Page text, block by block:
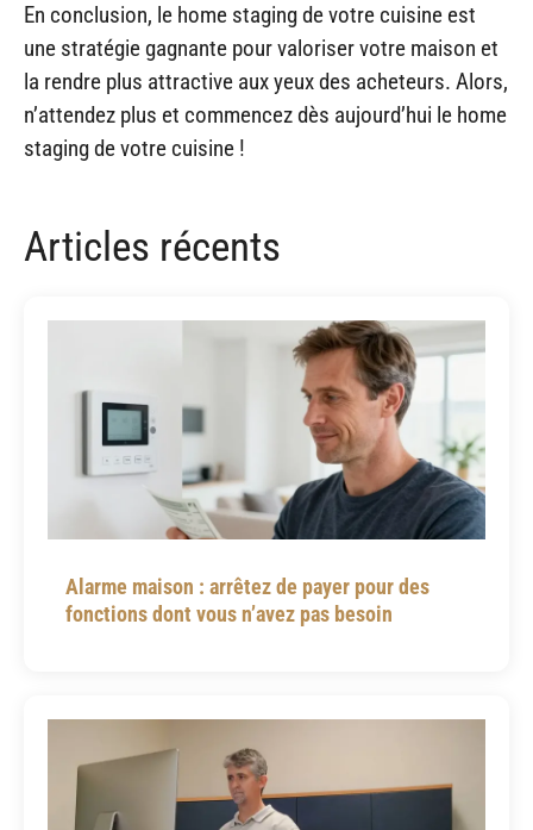
En conclusion, le home staging de votre cuisine est
une stratégie gagnante pour valoriser votre maison et
la rendre plus attractive aux yeux des acheteurs. Alors,
n’attendez plus et commencez dès aujourd’hui le home
staging de votre cuisine !
Articles récents
Alarme maison : arrêtez de payer pour des
fonctions dont vous n’avez pas besoin